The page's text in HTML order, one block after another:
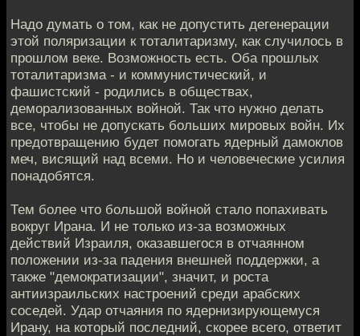
Надо думать о том, как не допустить дегенерации
этой поляризации к тоталитаризму, как случилось в
прошлом веке. Возможность есть. Оба прошлых
тоталитаризма - и коммунистический, и
фашистский - родились в обществах,
деморализованных войной. Так что нужно делать
все, чтобы не допускать больших мировых войн. Их
предотвращению будет помогать ядерный дамоклов
меч, висящий над всеми. Но и человеческие усилия
понадобятся.
Тем более что большой войной стало попахивать
вокруг Ирана. И не только из-за возможных
действий Израиля, оказавшегося в отчаянном
положении из-за падения внешней поддержки, а
также "демократизации", значит, и роста
антиизраильских настроений среди арабских
соседей. Удар отчаяния по ядернизирующемуся
Ирану, на который последний, скорее всего, ответит